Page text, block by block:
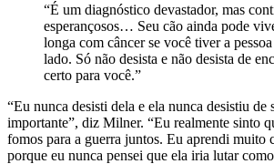
“É um diagnóstico devastador, mas
esperançosos… Seu cão ainda pode
longa com câncer se você tiver a
lado. Só não desista e não desista de
certo para você.”
“Eu nunca desisti dela e ela nunca desistiu de
importante”, diz Milner. “Eu realmente sinto
fomos para a guerra juntos. Eu aprendi muito
porque eu nunca pensei que ela iria lutar